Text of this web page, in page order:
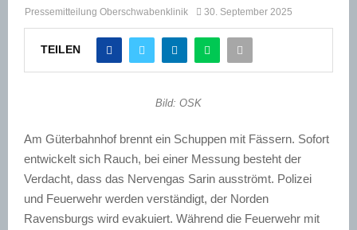
Pressemitteilung Oberschwabenklinik 30. September 2025
TEILEN
Bild: OSK
Am Güterbahnhof brennt ein Schuppen mit Fässern. Sofort
entwickelt sich Rauch, bei einer Messung besteht der
Verdacht, dass das Nervengas Sarin ausströmt. Polizei
und Feuerwehr werden verständigt, der Norden
Ravensburgs wird evakuiert. Während die Feuerwehr mit